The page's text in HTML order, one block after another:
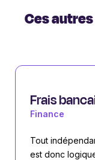
Ces
Frais
Finance
Tout
est donc